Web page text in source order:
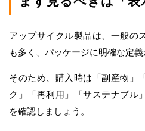
アップサイクル製品は、一般の
も多く、パッケージに明確な定義
そのため、購入時は「副産物」
ク」「再利用」「サステナブル
を確認しましょう。